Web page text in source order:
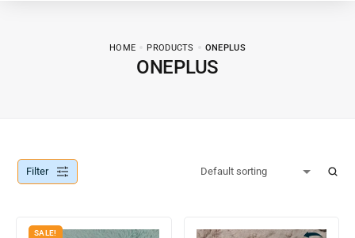
HOME PRODUCTS ONEPLUS
ONEPLUS
Filter
SALE!